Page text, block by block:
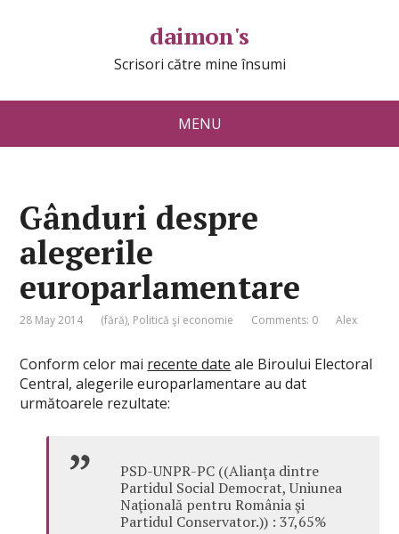
daimon's
Scrisori către mine însumi
MENU
Gânduri despre
alegerile
europarlamentare
28 May 2014 (fără), Politică şi economie Comments: 0 Alex
Conform celor mai recente date ale Biroului Electoral
Central, alegerile europarlamentare au dat
următoarele rezultate:
PSD-UNPR-PC ((Alianţa dintre
Partidul Social Democrat, Uniunea
Naţională pentru România şi
Partidul Conservator.)) : 37,65%